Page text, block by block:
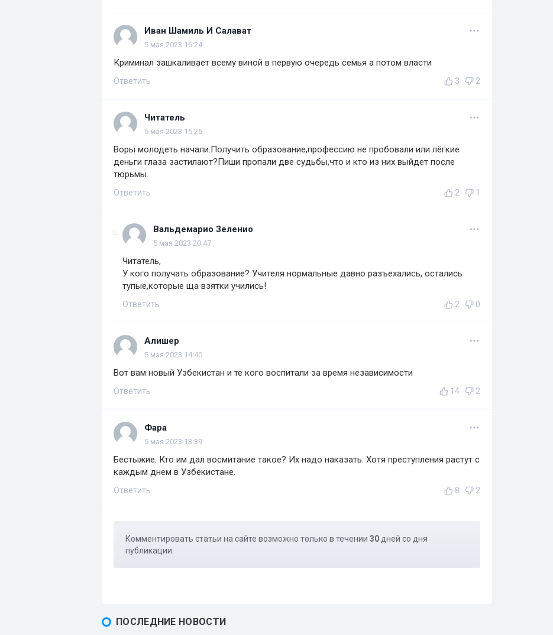
Иван Шамиль И Салават
5 мая 2023 16:24
Криминал зашкаливает всему виной в первую очередь семья а потом власти
Ответить 3 2
Читатель
5 мая 2023 15:26
Воры молодеть начали.Получить образование,профессию не пробовали или лёгкие
деньги глаза застилают?Пиши пропали две судьбы,что и кто из них выйдет после
тюрьмы.
Ответить 2 1
Вальдемарио Зеленио
5 мая 2023 20:47
Читатель,
У кого получать образование? Учителя нормальные давно разъехались, остались
тупые,которые ща взятки учились!
Ответить 2 0
Алишер
5 мая 2023 14:40
Вот вам новый Узбекистан и те кого воспитали за время независимости
Ответить 14 2
Фара
5 мая 2023 13:39
Бестыжие. Кто им дал восмитание такое? Их надо наказать. Хотя преступления растут с
каждым днем в Узбекистане.
Ответить 8 2
Комментировать статьи на сайте возможно только в течении 30 дней со дня
публикации.
ПОСЛЕДНИЕ НОВОСТИ